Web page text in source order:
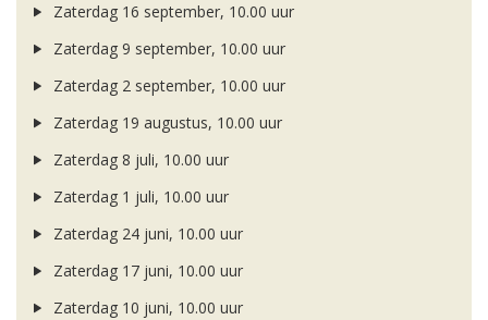
Zaterdag 16 september, 10.00 uur
Zaterdag 9 september, 10.00 uur
Zaterdag 2 september, 10.00 uur
Zaterdag 19 augustus, 10.00 uur
Zaterdag 8 juli, 10.00 uur
Zaterdag 1 juli, 10.00 uur
Zaterdag 24 juni, 10.00 uur
Zaterdag 17 juni, 10.00 uur
Zaterdag 10 juni, 10.00 uur